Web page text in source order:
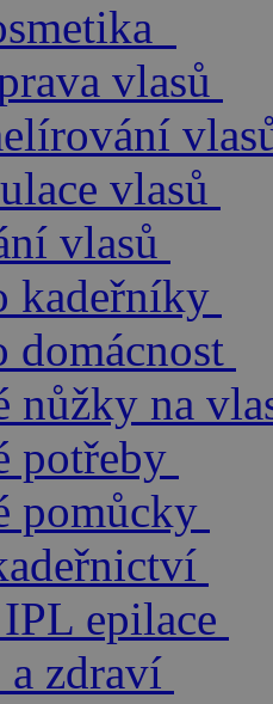
vlasů
vlasů
vlasů
kadeřníky
domácnost
nůžky na
potřeby
pomůcky
epilace
a zdraví